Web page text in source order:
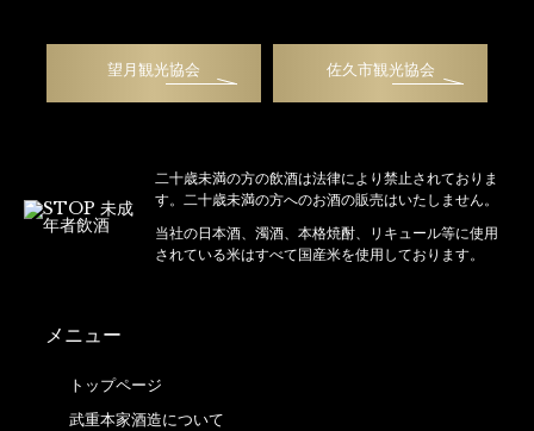
望月観光協会 佐久市観光協会
二十歳未満の方の飲酒は法律により禁止されておりま
す。二十歳未満の方へのお酒の販売はいたしません。
当社の日本酒、濁酒、本格焼酎、リキュール等に使用
されている米はすべて国産米を使用しております。
メニュー
トップページ
武重本家酒造について